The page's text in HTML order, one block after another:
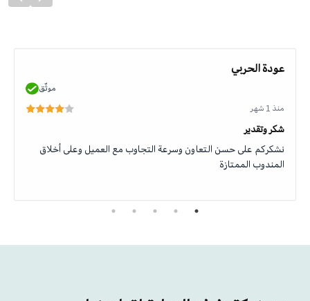
عودة الحربي
موثّق
منذ 1 شهر
شكر وتقدير
نشكركم على حسن التعاون وسرعة التجاوب مع العميل وعلى أخلاق
المندوب الممتازة